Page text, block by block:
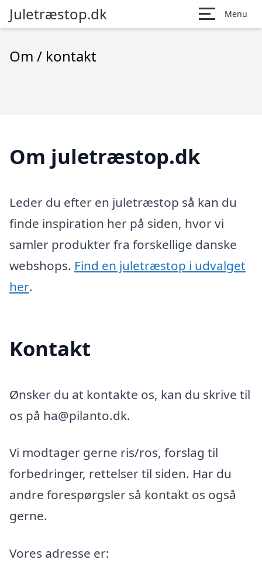
Juletræstop.dk Menu
Om / kontakt
Om juletræstop.dk
Leder du efter en juletræstop så kan du
finde inspiration her på siden, hvor vi
samler produkter fra forskellige danske
webshops. Find en juletræstop i udvalget
her.
Kontakt
Ønsker du at kontakte os, kan du skrive til
os på ha@pilanto.dk.
Vi modtager gerne ris/ros, forslag til
forbedringer, rettelser til siden. Har du
andre forespørgsler så kontakt os også
gerne.
Vores adresse er: